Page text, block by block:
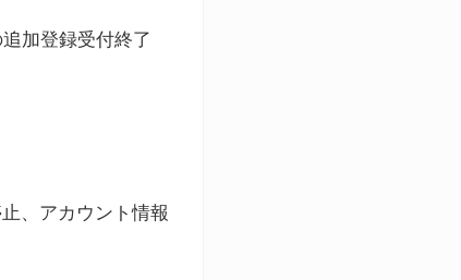
加登録受付終了
、アカウント情報